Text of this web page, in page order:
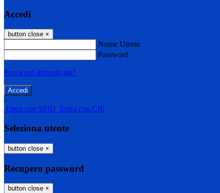
Accedi
button close ×
Nome Utente
Password
Password dimenticata?
-
Entra con SPID Entra con CIE
Seleziona utente
button close ×
Recupero password
button close ×